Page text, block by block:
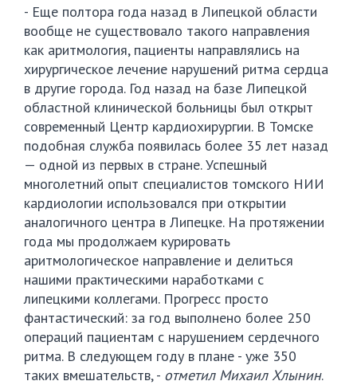
- Еще полтора года назад в Липецкой области
вообще не существовало такого направления
как аритмология, пациенты направлялись на
хирургическое лечение нарушений ритма сердца
в другие города. Год назад на базе Липецкой
областной клинической больницы был открыт
современный Центр кардиохирургии. В Томске
подобная служба появилась более 35 лет назад
— одной из первых в стране. Успешный
многолетний опыт специалистов томского НИИ
кардиологии использовался при открытии
аналогичного центра в Липецке. На протяжении
года мы продолжаем курировать
аритмологическое направление и делиться
нашими практическими наработками с
липецкими коллегами. Прогресс просто
фантастический: за год выполнено более 250
операций пациентам с нарушением сердечного
ритма. В следующем году в плане - уже 350
таких вмешательств, - отметил Михаил Хлынин.